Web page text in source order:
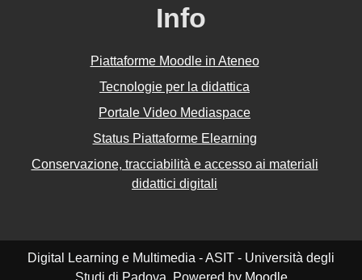
Info
Piattaforme Moodle in Ateneo
Tecnologie per la didattica
Portale Video Mediaspace
Status Piattaforme Elearning
Conservazione, tracciabilità e accesso ai materiali
didattici digitali
Digital Learning e Multimedia - ASIT - Università degli
Studi di Padova. Powered by Moodle